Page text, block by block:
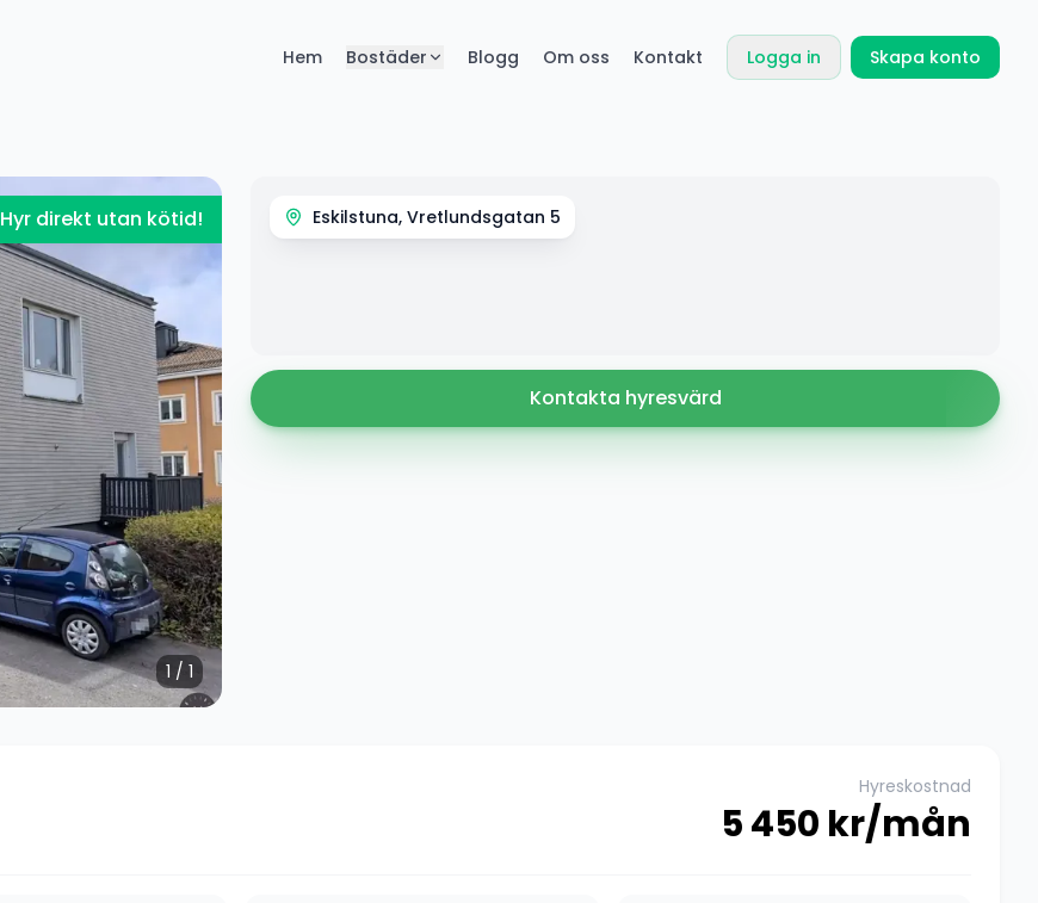
Hem Bostäder Blogg Om oss Kontakt Logga in Skapa konto
Hyr direkt utan kötid!
1 / 1
Eskilstuna, Vretlundsgatan 5
Kontakta hyresvärd
Hyreskostnad
5 450 kr/mån